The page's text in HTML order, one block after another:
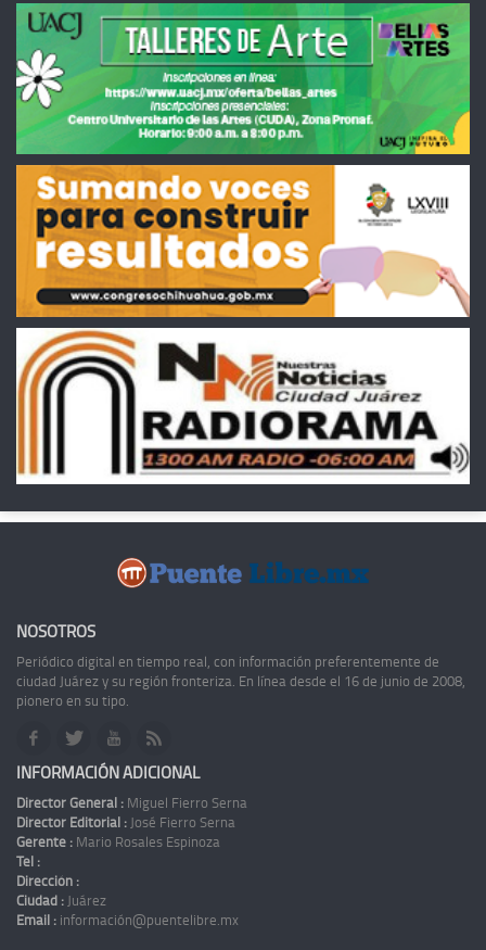
NOSOTROS
Periódico digital en tiempo real, con información preferentemente de
ciudad Juárez y su región fronteriza. En línea desde el 16 de junio de 2008,
pionero en su tipo.
INFORMACIÓN ADICIONAL
Director General : Miguel Fierro Serna
Director Editorial : José Fierro Serna
Gerente : Mario Rosales Espinoza
Tel :
Dirección :
Ciudad : Juárez
Email : información@puentelibre.mx